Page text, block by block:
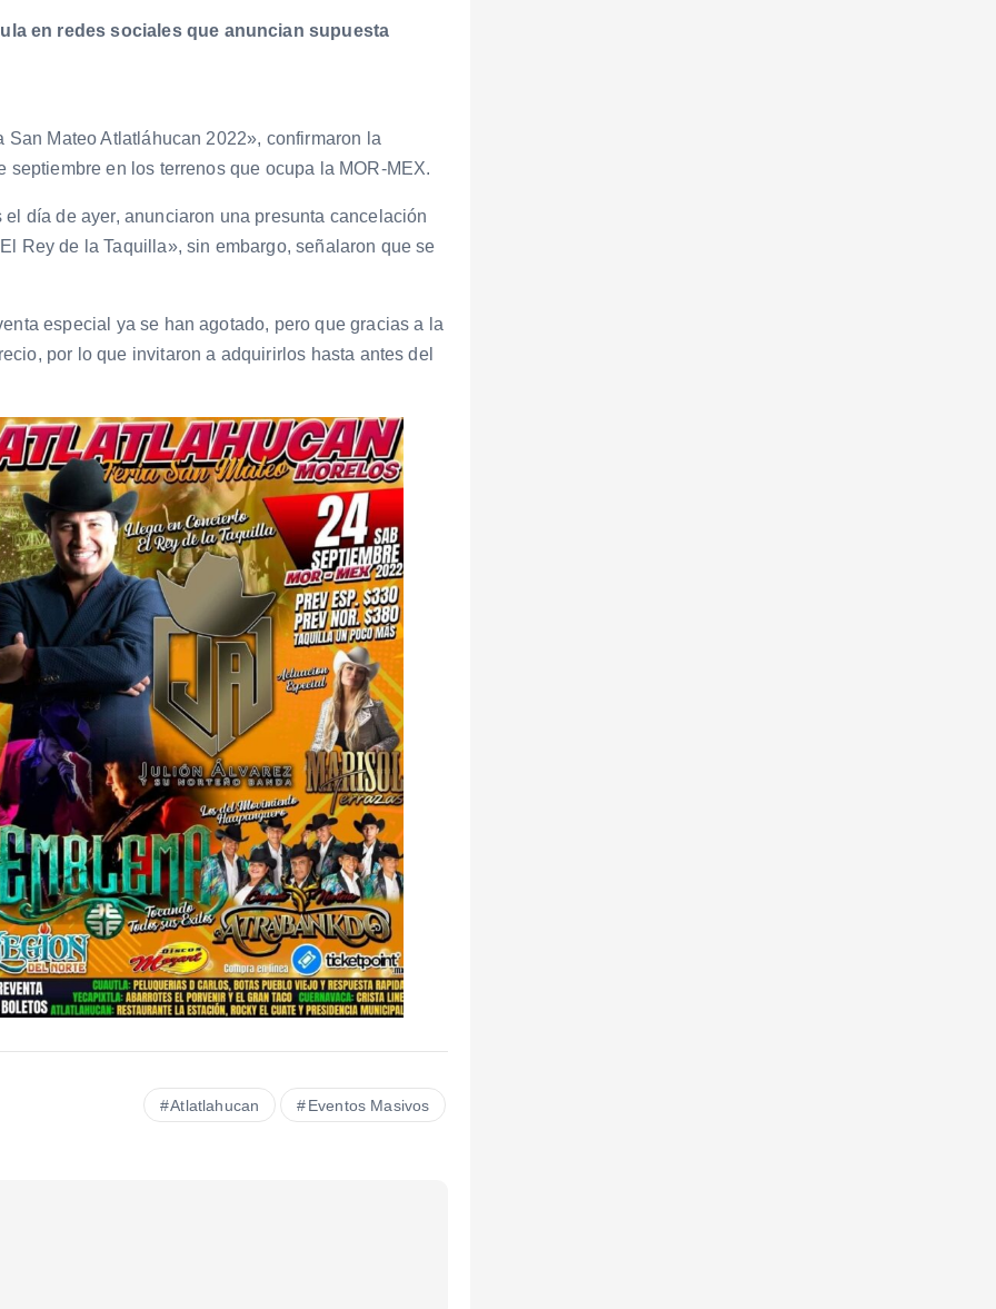
en redes sociales que anuncian supuesta
Mateo Atlatláhucan 2022», confirmaron la
en los terrenos que ocupa la MOR-MEX.
día de ayer, anunciaron una presunta cancelación
Rey de la Taquilla», sin embargo, señalaron que se
especial ya se han agotado, pero que gracias a la
por lo que invitaron a adquirirlos hasta antes del
Atlatlahucan Eventos Masivos